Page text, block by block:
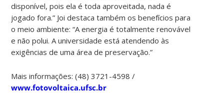
disponível, pois ela é toda aproveitada, nada é
jogado fora.” Joi destaca também os benefícios para
o meio ambiente: “A energia é totalmente renovável
e não polui. A universidade está atendendo às
exigências de uma área de preservação.”
Mais informações: (48) 3721-4598 /
www.fotovoltaica.ufsc.br